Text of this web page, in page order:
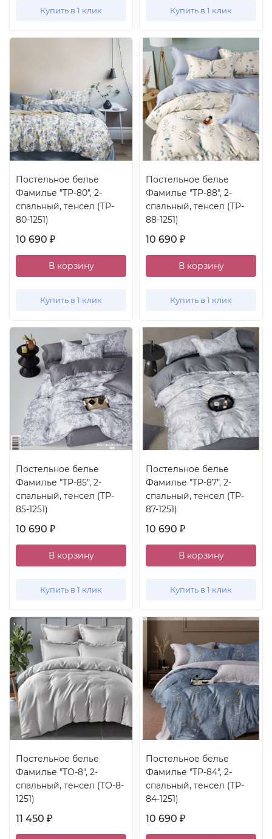
Купить в 1 клик Купить в 1 клик
Постельное белье
Фамилье "TP-80", 2-
спальный, тенсел (TP-
80-1251)
10 690 ₽
В корзину
Купить в 1 клик
Постельное белье
Фамилье "TP-88", 2-
спальный, тенсел (TP-
88-1251)
10 690 ₽
В корзину
Купить в 1 клик
Постельное белье
Фамилье "TP-85", 2-
спальный, тенсел (TP-
85-1251)
10 690 ₽
В корзину
Купить в 1 клик
Постельное белье
Фамилье "TP-87", 2-
спальный, тенсел (TP-
87-1251)
10 690 ₽
В корзину
Купить в 1 клик
Постельное белье
Фамилье "TO-8", 2-
спальный, тенсел (TO-8-
1251)
11 450 ₽
Постельное белье
Фамилье "TP-84", 2-
спальный, тенсел (TP-
84-1251)
10 690 ₽